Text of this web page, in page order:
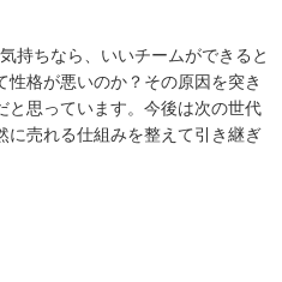
持ちなら、いいチームができると
格が悪いのか？その原因を突き
と思っています。今後は次の世代
に売れる仕組みを整えて引き継ぎ